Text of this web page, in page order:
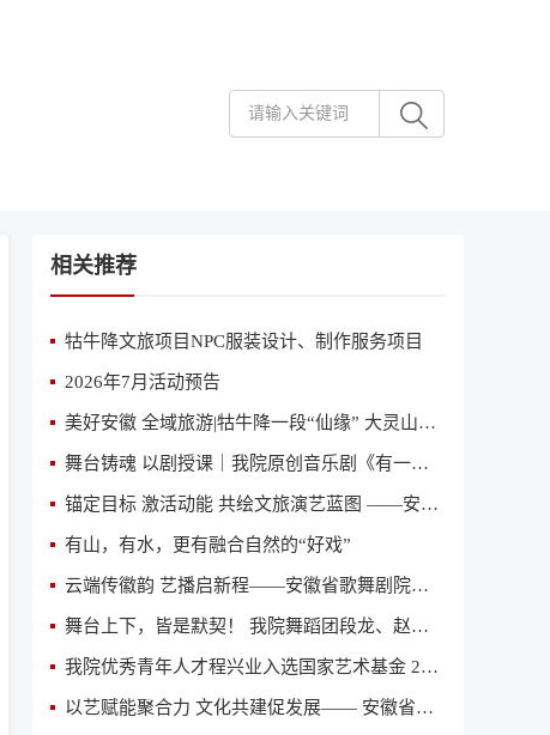
相关推荐
牯牛降文旅项目NPC服装设计、制作服务项目
2026年7月活动预告
美好安徽 全域旅游|牯牛降一段“仙缘” 大灵山一曲恋歌
舞台铸魂 以剧授课｜我院原创音乐剧《有一天》亮相省国资委、省直专题党课舞台
锚定目标 激活动能 共绘文旅演艺蓝图 ——安徽省歌舞剧院（安徽省演出公司）召开2026年第二季度经营分析会
有山，有水，更有融合自然的“好戏”
云端传徽韵 艺播启新程——安徽省歌舞剧院获评全国“艺播计划”创新院团
舞台上下，皆是默契！ 我院舞蹈团段龙、赵亚丽入围“2026意大利国际舞蹈人才大赛”全球总决赛
我院优秀青年人才程兴业入选国家艺术基金 2026 年度艺术人才培训资助项目《当代舞创作人才培训》参训名单
以艺赋能聚合力 文化共建促发展—— 安徽省歌舞剧院与中鼎集团签订文化共建合作协议